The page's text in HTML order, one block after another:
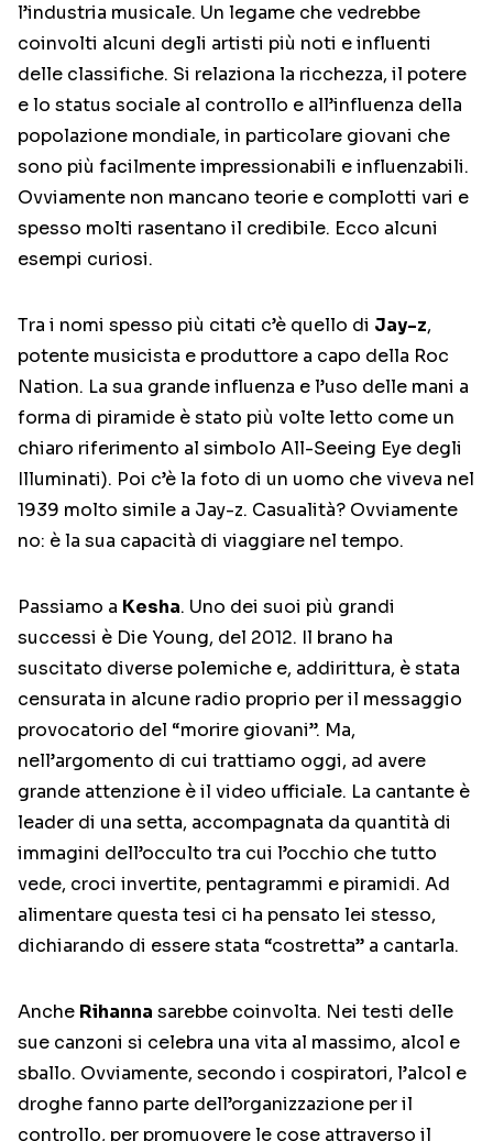
l’industria musicale. Un legame che vedrebbe
coinvolti alcuni degli artisti più noti e influenti
delle classifiche. Si relaziona la ricchezza, il potere
e lo status sociale al controllo e all’influenza della
popolazione mondiale, in particolare giovani che
sono più facilmente impressionabili e influenzabili.
Ovviamente non mancano teorie e complotti vari e
spesso molti rasentano il credibile. Ecco alcuni
esempi curiosi.
Tra i nomi spesso più citati c’è quello di Jay-z,
potente musicista e produttore a capo della Roc
Nation. La sua grande influenza e l’uso delle mani a
forma di piramide è stato più volte letto come un
chiaro riferimento al simbolo All-Seeing Eye degli
Illuminati). Poi c’è la foto di un uomo che viveva nel
1939 molto simile a Jay-z. Casualità? Ovviamente
no: è la sua capacità di viaggiare nel tempo.
Passiamo a Kesha. Uno dei suoi più grandi
successi è Die Young, del 2012. Il brano ha
suscitato diverse polemiche e, addirittura, è stata
censurata in alcune radio proprio per il messaggio
provocatorio del “morire giovani”. Ma,
nell’argomento di cui trattiamo oggi, ad avere
grande attenzione è il video ufficiale. La cantante è
leader di una setta, accompagnata da quantità di
immagini dell’occulto tra cui l’occhio che tutto
vede, croci invertite, pentagrammi e piramidi. Ad
alimentare questa tesi ci ha pensato lei stesso,
dichiarando di essere stata “costretta” a cantarla.
Anche Rihanna sarebbe coinvolta. Nei testi delle
sue canzoni si celebra una vita al massimo, alcol e
sballo. Ovviamente, secondo i cospiratori, l’alcol e
droghe fanno parte dell’organizzazione per il
controllo, per promuovere le cose attraverso il